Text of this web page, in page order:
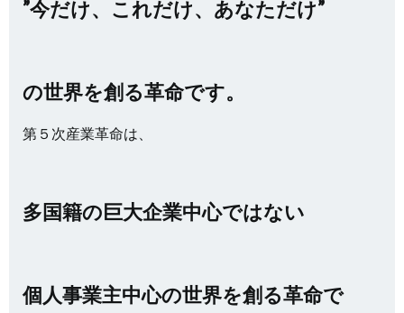
”今だけ、これだけ、あなただけ”
の世界を創る革命です。
第５次産業革命は、
多国籍の巨大企業中心ではない
個人事業主中心の世界を創る革命で